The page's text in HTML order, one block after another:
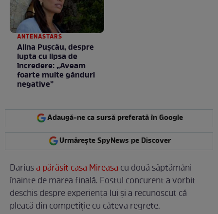
ANTENASTARS
Alina Pușcău, despre
lupta cu lipsa de
încredere: „Aveam
foarte multe gânduri
negative”
Adaugă-ne ca sursă preferată în Google
Urmărește SpyNews pe Discover
Dariusa părăsit casa Mireasa cu două săptămâni
înainte de marea finală. Fostul concurent a vorbit
deschis despre experiența lui și a recunoscut că
pleacă din competiție cu câteva regrete.